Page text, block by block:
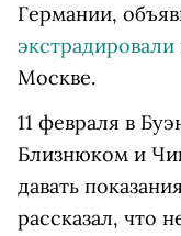
Германии,
экстрадировали
Москве.
11 февраля в
Близнюком и
давать
рассказал, что